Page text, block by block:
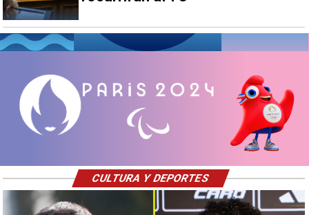
CULTURA Y DEPORTES